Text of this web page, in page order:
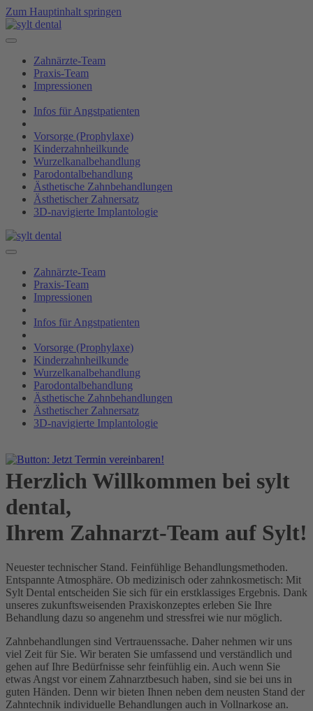
Zum Hauptinhalt springen
Zahnärzte-Team
Praxis-Team
Impressionen
Infos für Angstpatienten
Vorsorge (Prophylaxe)
Kinderzahnheilkunde
Wurzelkanalbehandlung
Parodontalbehandlung
Ästhetische Zahnbehandlungen
Ästhetischer Zahnersatz
3D-navigierte Implantologie
Zahnärzte-Team
Praxis-Team
Impressionen
Infos für Angstpatienten
Vorsorge (Prophylaxe)
Kinderzahnheilkunde
Wurzelkanalbehandlung
Parodontalbehandlung
Ästhetische Zahnbehandlungen
Ästhetischer Zahnersatz
3D-navigierte Implantologie
Herzlich Willkommen bei sylt
dental,
Ihrem Zahnarzt-Team auf Sylt!
Neuester technischer Stand. Feinfühlige Behandlungsmethoden.
Entspannte Atmosphäre. Ob medizinisch oder zahnkosmetisch: Mit
Sylt Dental entscheiden Sie sich für ein erstklassiges Ergebnis. Dank
unseres zukunftsweisenden Praxiskonzeptes erleben Sie Ihre
Behandlung dazu so angenehm und stressfrei wie nur möglich.
Zahnbehandlungen sind Vertrauenssache. Daher nehmen wir uns
viel Zeit für Sie. Wir beraten Sie umfassend und verständlich und
gehen auf Ihre Bedürfnisse sehr feinfühlig ein. Auch wenn Sie
etwas Angst vor einem Zahnarztbesuch haben, sind sie bei uns in
guten Händen. Denn wir bieten Ihnen neben dem neusten Stand der
Zahntechnik individuelle Behandlungen auch in Vollnarkose an.